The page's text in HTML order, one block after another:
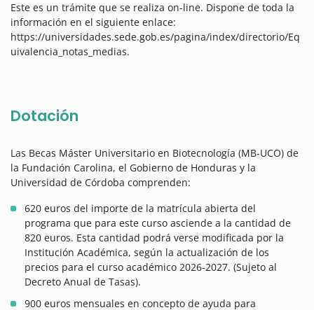
Este es un trámite que se realiza on-line. Dispone de toda la
información en el siguiente enlace:
https://universidades.sede.gob.es/pagina/index/directorio/Eq
uivalencia_notas_medias.
Dotación
Las Becas Máster Universitario en Biotecnología (MB-UCO) de
la Fundación Carolina, el Gobierno de Honduras y la
Universidad de Córdoba comprenden:
620 euros del importe de la matrícula abierta del
programa que para este curso asciende a la cantidad de
820 euros. Esta cantidad podrá verse modificada por la
Institución Académica, según la actualización de los
precios para el curso académico 2026-2027. (Sujeto al
Decreto Anual de Tasas).
900 euros mensuales en concepto de ayuda para